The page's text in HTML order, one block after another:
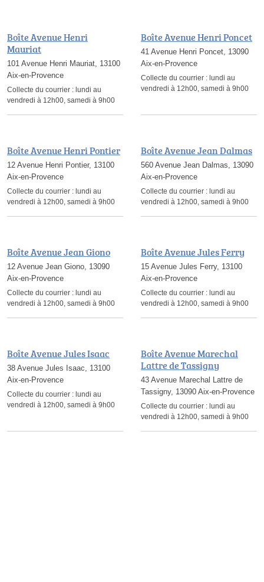
Boîte Avenue Henri
Mauriat
101 Avenue Henri Mauriat, 13100
Aix-en-Provence
Collecte du courrier : lundi au
vendredi à 12h00, samedi à 9h00
Boîte Avenue Henri Poncet
41 Avenue Henri Poncet, 13090
Aix-en-Provence
Collecte du courrier : lundi au
vendredi à 12h00, samedi à 9h00
Boîte Avenue Henri Pontier
12 Avenue Henri Pontier, 13100
Aix-en-Provence
Collecte du courrier : lundi au
vendredi à 12h00, samedi à 9h00
Boîte Avenue Jean Dalmas
560 Avenue Jean Dalmas, 13090
Aix-en-Provence
Collecte du courrier : lundi au
vendredi à 12h00, samedi à 9h00
Boîte Avenue Jean Giono
12 Avenue Jean Giono, 13090
Aix-en-Provence
Collecte du courrier : lundi au
vendredi à 12h00, samedi à 9h00
Boîte Avenue Jules Ferry
15 Avenue Jules Ferry, 13100
Aix-en-Provence
Collecte du courrier : lundi au
vendredi à 12h00, samedi à 9h00
Boîte Avenue Jules Isaac
38 Avenue Jules Isaac, 13100
Aix-en-Provence
Collecte du courrier : lundi au
vendredi à 12h00, samedi à 9h00
Boîte Avenue Marechal
Lattre de Tassigny
43 Avenue Marechal Lattre de
Tassigny, 13090 Aix-en-Provence
Collecte du courrier : lundi au
vendredi à 12h00, samedi à 9h00